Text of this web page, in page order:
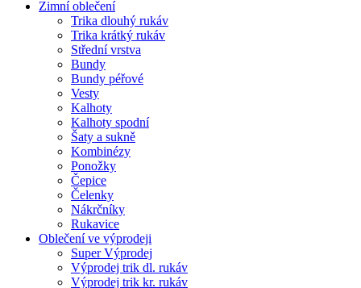
Zimní oblečení
Trika dlouhý rukáv
Trika krátký rukáv
Střední vrstva
Bundy
Bundy péřové
Vesty
Kalhoty
Kalhoty spodní
Šaty a sukně
Kombinézy
Ponožky
Čepice
Čelenky
Nákrčníky
Rukavice
Oblečení ve výprodeji
Super Výprodej
Výprodej trik dl. rukáv
Výprodej trik kr. rukáv